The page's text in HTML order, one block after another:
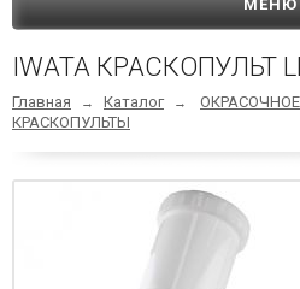
МЕНЮ
IWATA КРАСКОПУЛЬТ
Главная → Каталог →
КРАСКОПУЛЬТЫ